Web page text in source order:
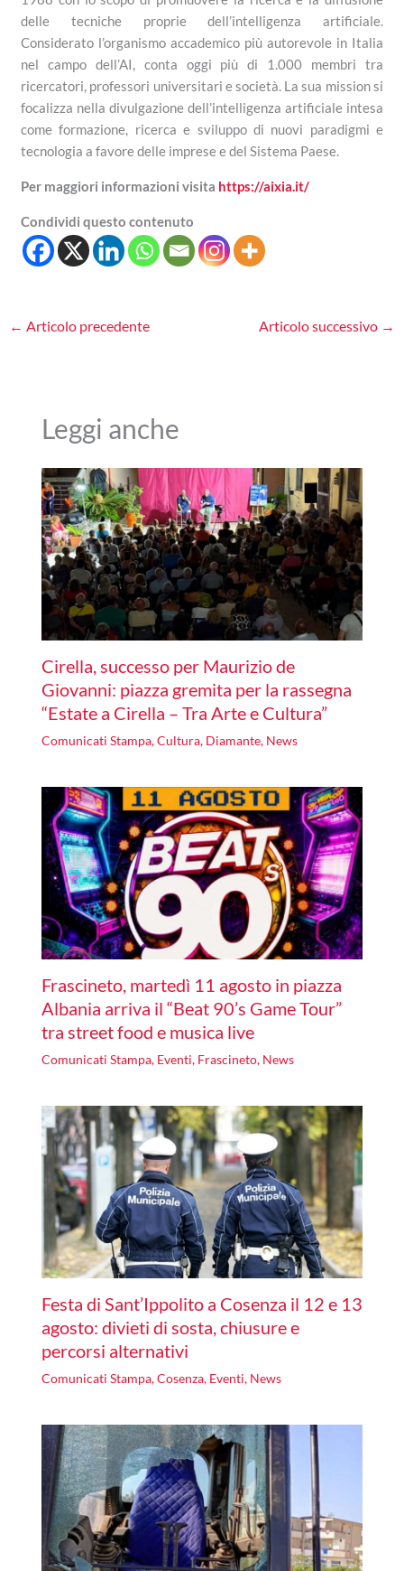
delle tecniche proprie dell’intelligenza artificiale.
Considerato l’organismo accademico più autorevole in Italia
nel campo dell’AI, conta oggi più di 1.000 membri tra
ricercatori, professori universitari e società. La sua mission si
focalizza nella divulgazione dell’intelligenza artificiale intesa
come formazione, ricerca e sviluppo di nuovi paradigmi e
tecnologia a favore delle imprese e del Sistema Paese.
Per maggiori informazioni visita https://aixia.it/
Condividi questo contenuto
← Articolo precedente Articolo successivo →
Leggi anche
Cirella, successo per Maurizio de
Giovanni: piazza gremita per la rassegna
“Estate a Cirella – Tra Arte e Cultura”
Comunicati Stampa,Cultura, Diamante, News
Frascineto, martedì 11 agosto in piazza
Albania arriva il “Beat 90’s Game Tour”
tra street food e musica live
Comunicati Stampa, Eventi, Frascineto, News
Festa di Sant’Ippolito a Cosenza il 12 e 13
agosto: divieti di sosta, chiusure e
percorsi alternativi
Comunicati Stampa,Cosenza, Eventi, News